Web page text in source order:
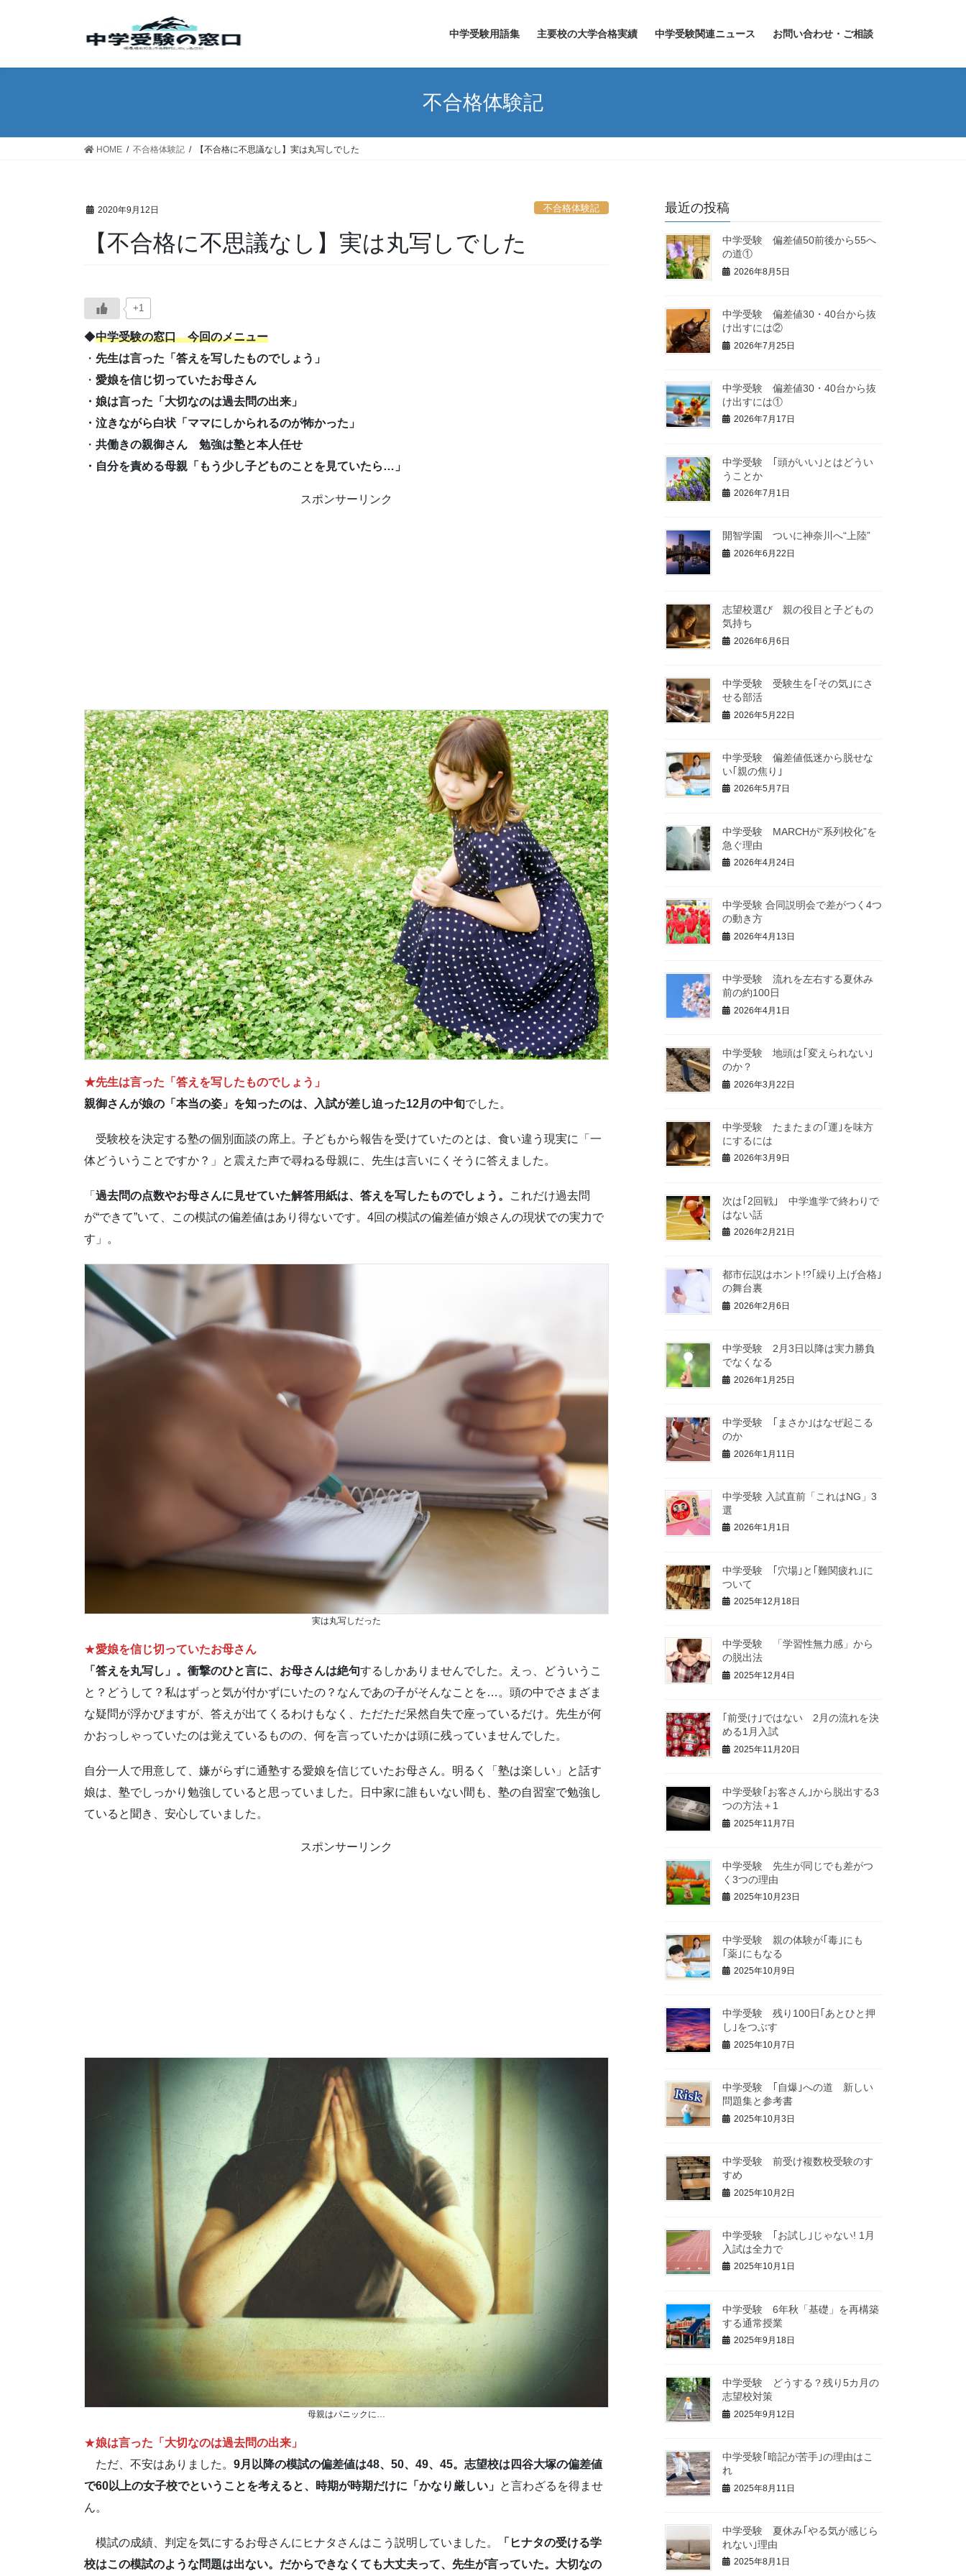
中学受験用語集 主要校の大学合格実績 中学受験関連ニュース お問い合わせ・ご相談
不合格体験記
HOME 不合格体験記 【不合格に不思議なし】実は丸写しでした
2020年9月12日 不合格体験記
【不合格に不思議なし】実は丸写しでした
+1
◆中学受験の窓口 今回のメニュー
・ 先生は言った「答えを写したものでしょう」
・ 愛娘を信じ切っていたお母さん
・娘は言った「大切なのは過去問の出来」
・泣きながら白状「ママにしかられるのが怖かった」
・ 共働きの親御さん 勉強は塾と本人任せ
・自分を責める母親「もう少し子どものことを見ていたら…」
スポンサーリンク
★先生は言った「答えを写したものでしょう」
親御さんが娘の「本当の姿」を知ったのは、入試が差し迫った12月の中旬でした。
受験校を決定する塾の個別面談の席上。子どもから報告を受けていたのとは、食い違う現実に「一
体どういうことですか？」と震えた声で尋ねる母親に、先生は言いにくそうに答えました。
「 過去問の点数やお母さんに見せていた解答用紙は、答えを写したものでしょう。
これだけ過去問
が“できて”いて、この模試の偏差値はあり得ないです。4回の模試の偏差値が娘さんの現状での実力で
す」。
実は丸写しだった
★愛娘を信じ切っていたお母さん
「答えを丸写し」。衝撃のひと言に、お母さんは絶句するしかありませんでした。えっ、どういうこ
と？どうして？私はずっと気が付かずにいたの？なんであの子がそんなことを…。頭の中でさまざま
な疑問が浮かびますが、答えが出てくるわけもなく、ただただ呆然自失で座っているだけ。先生が何
かおっしゃっていたのは覚えているものの、何を言っていたかは頭に残っていませんでした。
自分一人で用意して、嫌がらずに通塾する愛娘を信じていたお母さん。明るく「塾は楽しい」と話す
娘は、塾でしっかり勉強していると思っていました。日中家に誰もいない間も、塾の自習室で勉強し
ていると聞き、安心していました。
スポンサーリンク
母親はパニックに…
★娘は言った「大切なのは過去問の出来」
ただ、不安はありました。 9月以降の模試の偏差値は48、50、49、45。志望校は四谷大塚の偏差値
で60以上の女子校でということを考えると、時期が時期だけに「かなり厳しい」 と言わざるを得ませ
ん。
模試の成績、判定を気にするお母さんにヒナタさんはこう説明していました。
「ヒナタの受ける学
校はこの模試のような問題は出ない。だからできなくても大丈夫って、先生が言っていた。大切なの
最近の投稿
中学受験 偏差値50前後から55へ
の道①
2026年8月5日
中学受験 偏差値30・40台から抜
け出すには②
2026年7月25日
中学受験 偏差値30・40台から抜
け出すには①
2026年7月17日
中学受験 ｢頭がいい｣とはどうい
うことか
2026年7月1日
開智学園 ついに神奈川へ“上陸”
2026年6月22日
志望校選び 親の役目と子どもの
気持ち
2026年6月6日
中学受験 受験生を｢その気｣にさ
せる部活
2026年5月22日
中学受験 偏差値低迷から脱せな
い｢親の焦り｣
2026年5月7日
中学受験 MARCHが“系列校化”を
急ぐ理由
2026年4月24日
中学受験 合同説明会で差がつく4つ
の動き方
2026年4月13日
中学受験 流れを左右する夏休み
前の約100日
2026年4月1日
中学受験 地頭は｢変えられない｣
のか？
2026年3月22日
中学受験 たまたまの｢運｣を味方
にするには
2026年3月9日
次は｢2回戦｣ 中学進学で終わりで
はない話
2026年2月21日
都市伝説はホント!?｢繰り上げ合格｣
の舞台裏
2026年2月6日
中学受験 2月3日以降は実力勝負
でなくなる
2026年1月25日
中学受験 ｢まさか｣はなぜ起こる
のか
2026年1月11日
中学受験 入試直前「これはNG」3
選
2026年1月1日
中学受験 ｢穴場｣と｢難関疲れ｣に
ついて
2025年12月18日
中学受験 「学習性無力感」から
の脱出法
2025年12月4日
｢前受け｣ではない 2月の流れを決
める1月入試
2025年11月20日
中学受験｢お客さん｣から脱出する3
つの方法＋1
2025年11月7日
中学受験 先生が同じでも差がつ
く3つの理由
2025年10月23日
中学受験 親の体験が｢毒｣にも
｢薬｣にもなる
2025年10月9日
中学受験 残り100日｢あとひと押
し｣をつぶす
2025年10月7日
中学受験 ｢自爆｣への道 新しい
問題集と参考書
2025年10月3日
中学受験 前受け複数校受験のす
すめ
2025年10月2日
中学受験 ｢お試し｣じゃない! 1月
入試は全力で
2025年10月1日
中学受験 6年秋「基礎」を再構築
する通常授業
2025年9月18日
中学受験 どうする？残り5カ月の
志望校対策
2025年9月12日
中学受験｢暗記が苦手｣の理由はこ
れ
2025年8月11日
中学受験 夏休み｢やる気が感じら
れない｣理由
2025年8月1日